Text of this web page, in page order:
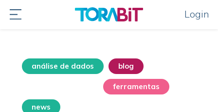
Login
análise de dados blog
ferramentas
news